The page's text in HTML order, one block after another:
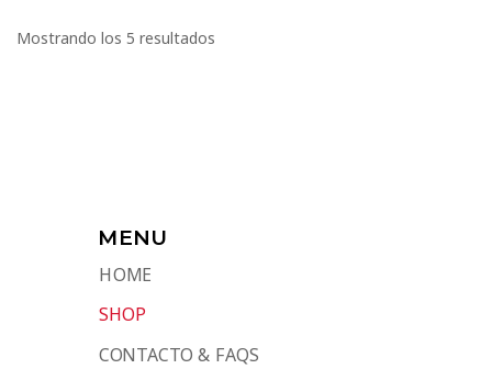
Mostrando los 5 resultados
MENU
HOME
SHOP
CONTACTO & FAQS